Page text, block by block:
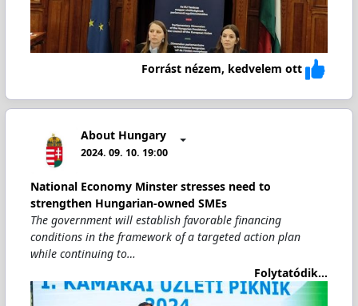
Forrást nézem, kedvelem ott
About Hungary
2024. 09. 10. 19:00
National Economy Minster stresses need to
strengthen Hungarian-owned SMEs
The government will establish favorable financing
conditions in the framework of a targeted action plan
while continuing to…
Folytatódik...